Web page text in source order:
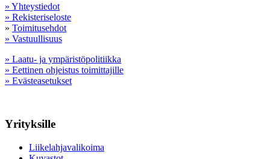
» Yhteystiedot
» Rekisteriseloste
» Toimitusehdot
» Vastuullisuus
» Laatu- ja ympäristöpolitiikka
» Eettinen ohjeistus toimittajille
» Evästeasetukset
Yrityksille
Liikelahjavalikoima